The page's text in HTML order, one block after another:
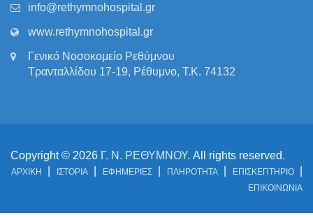
info@rethymnohospital.gr
www.rethymnohospital.gr
Γενικό Νοσοκομείο Ρεθύμνου
Τρανταλλίδου 17-19, Ρέθυμνο, Τ.Κ. 74132
Copyright © 2026 Γ. Ν. ΡΕΘΥΜΝΟΥ. All rights reserved.
ΑΡΧΙΚΗ ΙΣΤΟΡΙΑ ΕΦΗΜΕΡΙΕΣ ΠΛΗΡΟΤΗΤΑ
ΕΠΙΣΚΕΠΤΗΡΙΟ
ΕΠΙΚΟΙΝΩΝΙΑ